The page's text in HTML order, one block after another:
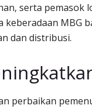
serta pemasok
keberadaan MBG
dan distribusi.
perbaikan